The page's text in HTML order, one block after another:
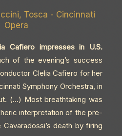
Tosca - Cincinnati
Opera
Cafiero impresses in U.S.
of the evening’s success
Clelia Cafiero for her
Symphony Orchestra, in
(…) Most breathtaking was
interpretation of the pre-
death by firing